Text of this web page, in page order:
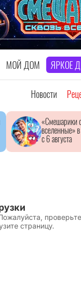
МОЙ ДОМ ЯРКОЕ
Новости
«Смешарики
вселенные»
с 6 августа